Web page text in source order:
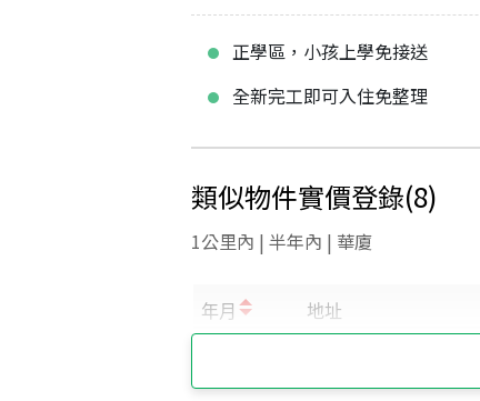
正學區，小孩上學免接送
全新完工即可入住免整理
類似物件實價登錄(8)
1公里內 | 半年內 | 華廈